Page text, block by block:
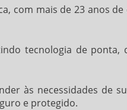
com mais de 23 anos
tecnologia de ponta,
às necessidades de
e protegido.